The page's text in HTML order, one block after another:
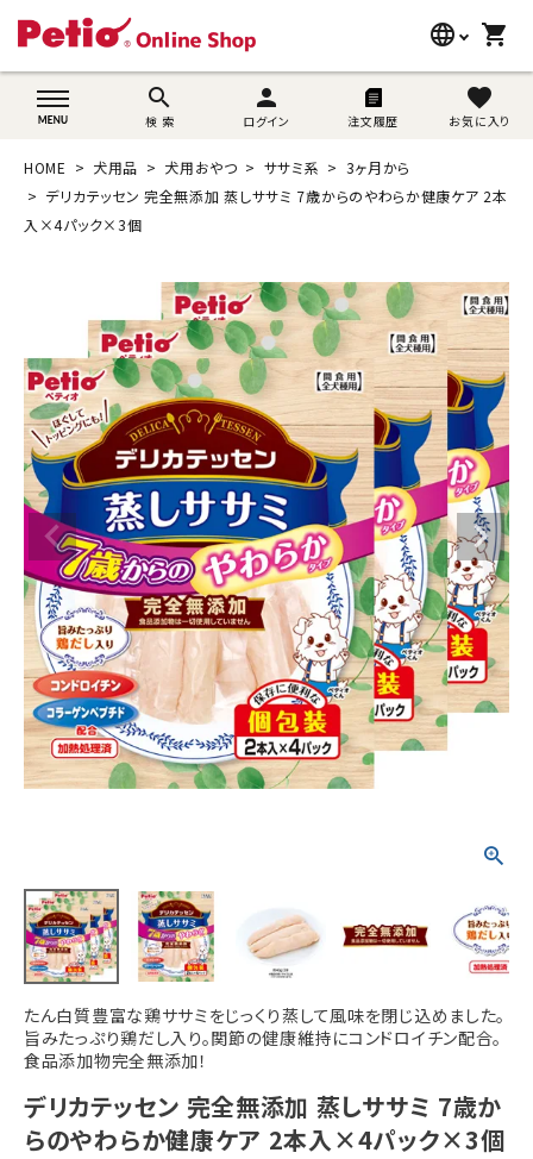
language
wovn-lang-name
shopping_cart
search
検 索
person
ログイン 注文履歴
favorite
お気に入り
search
猫用品
ブランド別に探す
目的別に探す
SNS
ご利用案内
ACCOUNT MENU
ようこそ ゲスト 様
meeting_room ログイン person 新規会員登録
HOME 犬用品 犬用おやつ ササミ系
3ヶ月から
デリカテッセン 完全無添加 蒸しササミ 7歳からのやわらか健康ケア 2本
入×4パック×3個
たん白質豊富な鶏ササミをじっくり蒸して風味を閉じ込めました。
旨みたっぷり鶏だし入り。関節の健康維持にコンドロイチン配合。
食品添加物完全無添加！
デリカテッセン 完全無添加 蒸しササミ 7歳か
らのやわらか健康ケア 2本入×4パック×3個